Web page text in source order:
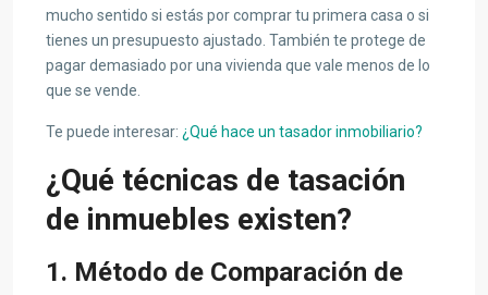
mucho sentido si estás por comprar tu primera casa o si
tienes un presupuesto ajustado. También te protege de
pagar demasiado por una vivienda que vale menos de lo
que se vende.
Te puede interesar: ¿Qué hace un tasador inmobiliario?
¿Qué técnicas de tasación
de inmuebles existen?
1. Método de Comparación de